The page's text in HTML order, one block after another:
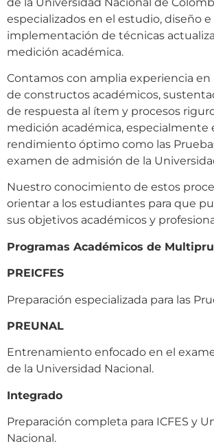
especializados en el estudio, diseño e
implementación de técnicas
medición académica.
Contamos con amplia experiencia en
de constructos académicos,
de respuesta al ítem y procesos
medición académica, especialmente
rendimiento óptimo como las Pruebas
examen de admisión de la
Nuestro conocimiento de estos
orientar a los estudiantes para que
sus objetivos académicos y
Programas Académicos de
PREICFES
Preparación especializada para las
PREUNAL
Entrenamiento enfocado en el
de la Universidad Nacional.
Integrado
Preparación completa para ICFES y
Nacional.